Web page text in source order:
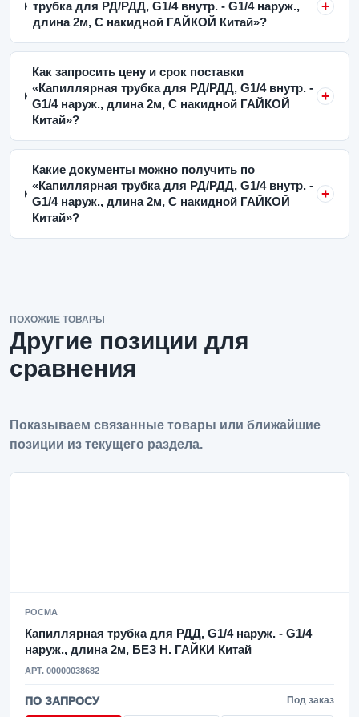
трубка для РД/РДД, G1/4 внутр. - G1/4 наруж.,
длина 2м, С накидной ГАЙКОЙ Китай»?
Как запросить цену и срок поставки
«Капиллярная трубка для РД/РДД, G1/4 внутр. -
G1/4 наруж., длина 2м, С накидной ГАЙКОЙ
Китай»?
Какие документы можно получить по
«Капиллярная трубка для РД/РДД, G1/4 внутр. -
G1/4 наруж., длина 2м, С накидной ГАЙКОЙ
Китай»?
ПОХОЖИЕ ТОВАРЫ
Другие позиции для
сравнения
Показываем связанные товары или ближайшие
позиции из текущего раздела.
РОСМА
Капиллярная трубка для РДД, G1/4 наруж. - G1/4
наруж., длина 2м, БЕЗ Н. ГАЙКИ Китай
АРТ. 00000038682
ПО ЗАПРОСУ Под заказ